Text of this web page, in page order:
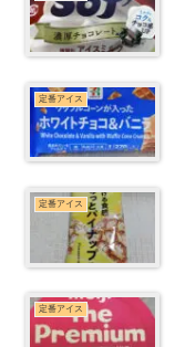
定番アイス
定番アイス
定番アイス